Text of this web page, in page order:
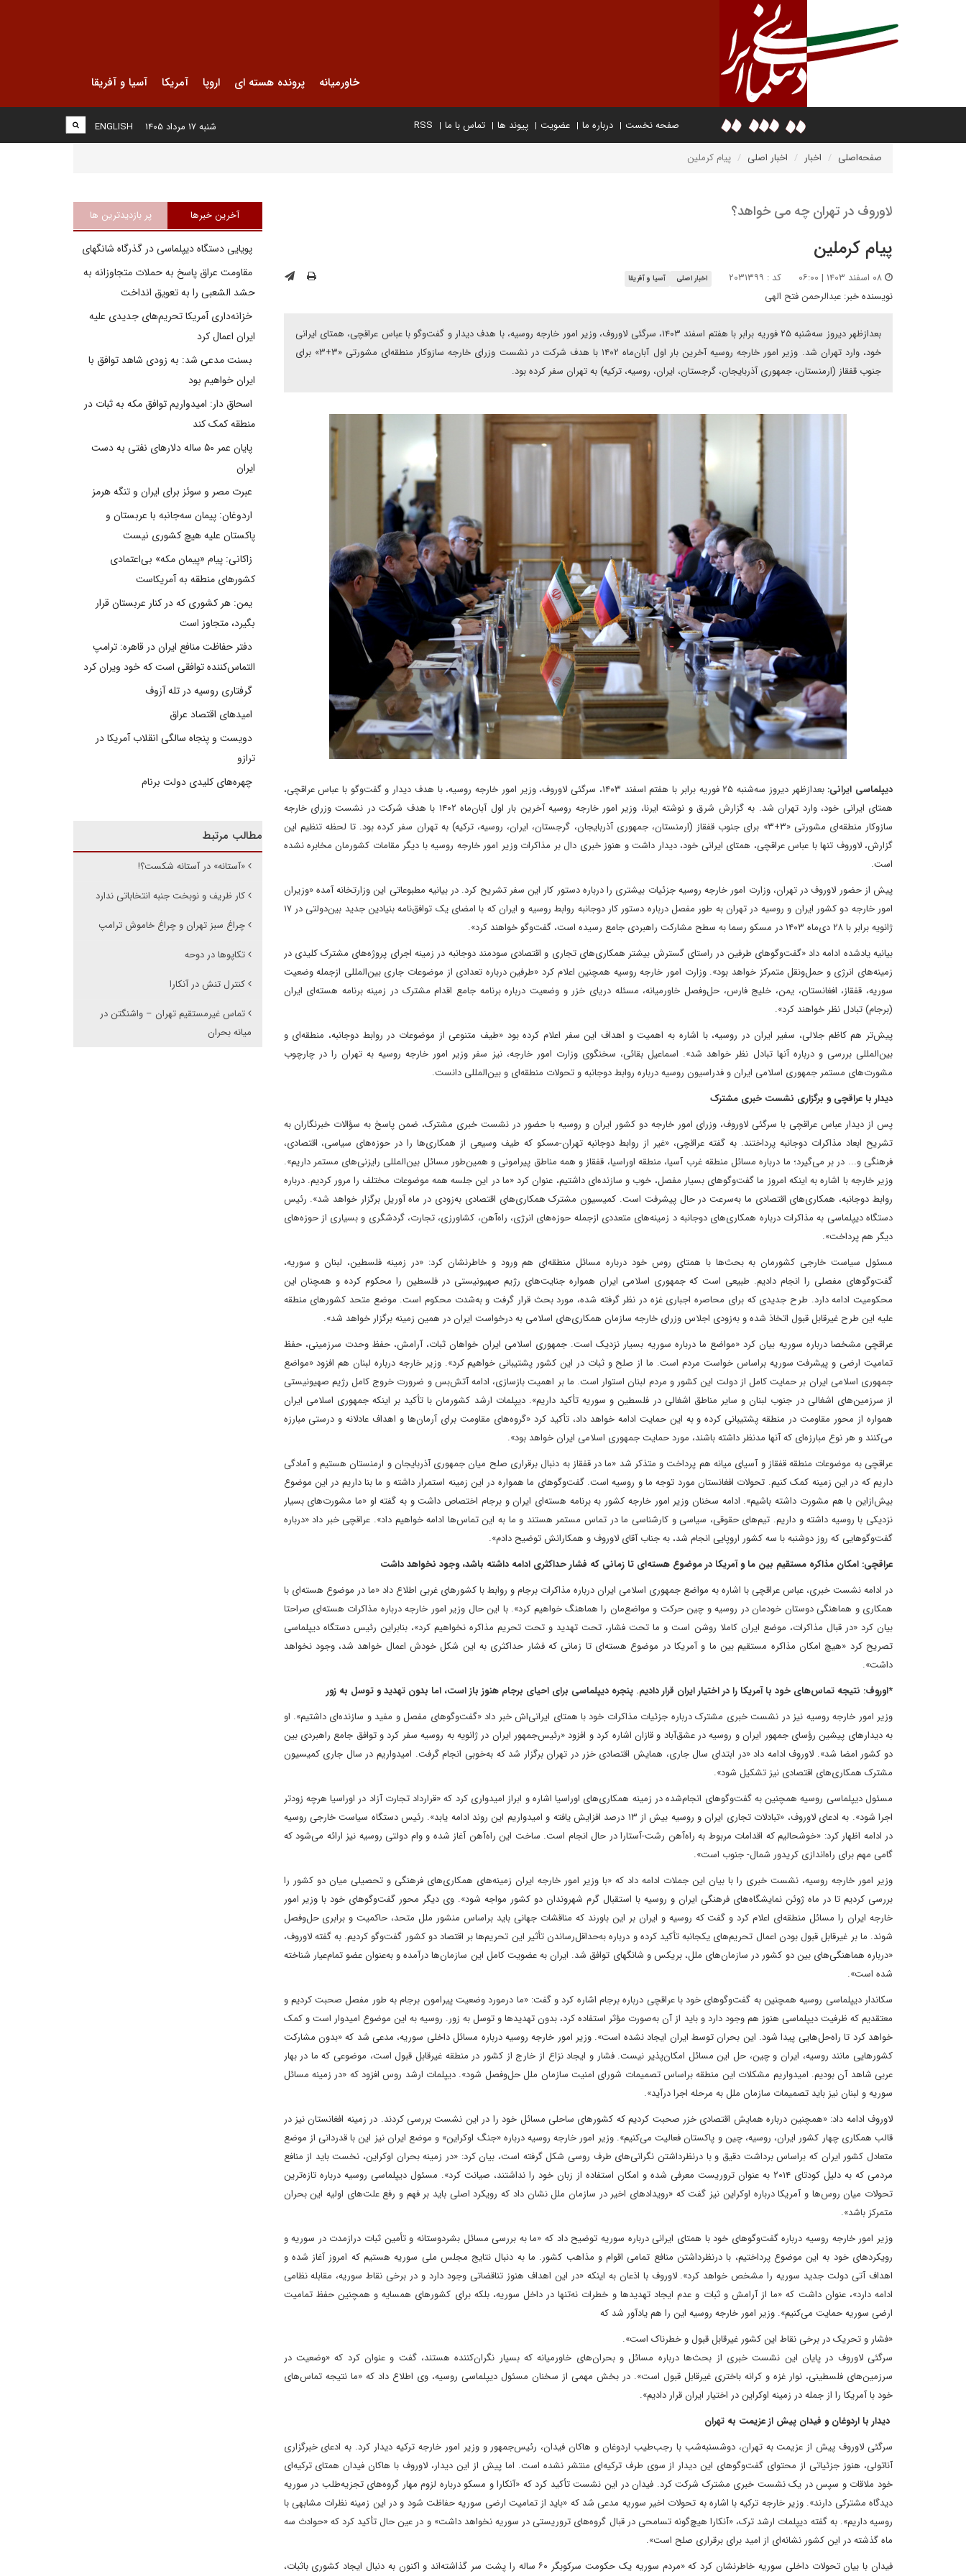
خاورمیانه پرونده هسته ای اروپا آمریکا آسیا و آفریقا
صفحه نخست درباره ما عضویت پیوند ها تماس با ما RSS
ENGLISH شنبه ۱۷ مرداد ۱۴۰۵
صفحه‌اصلی اخبار اخبار اصلی پیام کرملین
لاوروف در تهران چه می خواهد؟
پیام کرملین
کد : ۲۰۳۱۳۹۹ اخبار اصلی آسیا و آفریقا
نویسنده خبر: عبدالرحمن فتح الهی
بعدازظهر دیروز سه‌شنبه ۲۵ فوریه برابر با هفتم اسفند ۱۴۰۳، سرگئی لاوروف، وزیر امور خارجه روسیه، با هدف دیدار و گفت‌وگو با عباس عراقچی، همتای ایرانی
خود، وارد تهران شد. وزیر امور خارجه روسیه آخرین بار اول آبان‌ماه ۱۴۰۲ با هدف شرکت در نشست وزرای خارجه سازوکار منطقه‌ای مشورتی «۳+۳» برای
جنوب قفقاز (ارمنستان، جمهوری آذربایجان، گرجستان، ایران، روسیه، ترکیه) به تهران سفر کرده بود.
دیپلماسی ایرانی:
بعدازظهر دیروز سه‌شنبه ۲۵ فوریه برابر با هفتم اسفند ۱۴۰۳، سرگئی لاوروف، وزیر امور خارجه روسیه، با هدف دیدار و گفت‌وگو با عباس عراقچی،
همتای ایرانی خود، وارد تهران شد. به گزارش شرق و نوشته ایرنا، وزیر امور خارجه روسیه آخرین بار اول آبان‌ماه ۱۴۰۲ با هدف شرکت در نشست وزرای خارجه
سازوکار منطقه‌ای مشورتی «۳+۳» برای جنوب قفقاز (ارمنستان، جمهوری آذربایجان، گرجستان، ایران، روسیه، ترکیه) به تهران سفر کرده بود. تا لحظه تنظیم این
گزارش، لاوروف تنها با عباس عراقچی، همتای ایرانی خود، دیدار داشت و هنوز خبری دال بر مذاکرات وزیر امور خارجه روسیه با دیگر مقامات کشورمان مخابره نشده
است.
پیش از حضور لاوروف در تهران، وزارت امور خارجه روسیه جزئیات بیشتری را درباره دستور کار این سفر تشریح کرد. در بیانیه مطبوعاتی این وزارتخانه آمده «وزیران
امور خارجه دو کشور ایران و روسیه در تهران به طور مفصل درباره دستور کار دوجانبه روابط روسیه و ایران که با امضای یک توافق‌نامه بنیادین جدید بین‌دولتی در ۱۷
ژانویه برابر با ۲۸ دی‌ماه ۱۴۰۳ در مسکو رسما به سطح مشارکت راهبردی جامع رسیده است، گفت‌وگو خواهند کرد».
بیانیه یادشده ادامه داد «گفت‌وگوهای طرفین در راستای گسترش بیشتر همکاری‌های تجاری و اقتصادی سودمند دوجانبه در زمینه اجرای پروژه‌های مشترک کلیدی در
زمینه‌های انرژی و حمل‌ونقل متمرکز خواهد بود». وزارت امور خارجه روسیه همچنین اعلام کرد «طرفین درباره تعدادی از موضوعات جاری بین‌المللی از‌جمله وضعیت
سوریه، قفقاز، افغانستان، یمن، خلیج فارس، حل‌وفصل خاورمیانه، مسئله دریای خزر و وضعیت درباره برنامه جامع اقدام مشترک در زمینه برنامه هسته‌ای ایران
(برجام) تبادل نظر خواهند کرد».
پیش‌تر هم کاظم جلالی، سفیر ایران در روسیه، با اشاره به اهمیت و اهداف این سفر اعلام کرده بود «طیف متنوعی از موضوعات در روابط دوجانبه، منطقه‌ای و
بین‌المللی بررسی و درباره آنها تبادل نظر خواهد شد». اسماعیل بقائی، سخنگوی وزارت امور خارجه، نیز سفر وزیر امور خارجه روسیه به تهران را در چارچوب
مشورت‌های مستمر جمهوری اسلامی ایران و فدراسیون روسیه درباره روابط دوجانبه و تحولات منطقه‌ای و بین‌المللی دانست.
دیدار با عراقچی و برگزاری نشست خبری مشترک
پس از دیدار عباس عراقچی با سرگئی لاوروف، وزرای امور خارجه دو کشور ایران و روسیه با حضور در نشست خبری مشترک، ضمن پاسخ به سؤالات خبرنگاران به
تشریح ابعاد مذاکرات دوجانبه پرداختند. به گفته عراقچی، «غیر از روابط دوجانبه تهران-مسکو که طیف وسیعی از همکاری‌ها را در حوزه‌های سیاسی، اقتصادی،
فرهنگی و... در بر می‌گیرد؛ ما درباره مسائل منطقه غرب آسیا، منطقه اوراسیا، قفقاز و همه مناطق پیرامونی و همین‌طور مسائل بین‌المللی رایزنی‌های مستمر داریم».
وزیر خارجه با اشاره به اینکه امروز ما گفت‌وگوهای بسیار مفصل، خوب و سازنده‌ای داشتیم، عنوان کرد «ما در این جلسه همه موضوعات مختلف را مرور کردیم. درباره
روابط دوجانبه، همکاری‌های اقتصادی ما به‌سرعت در حال پیشرفت است. کمیسیون مشترک همکاری‌های اقتصادی به‌زودی در ماه آوریل برگزار خواهد شد». رئیس
دستگاه دیپلماسی به مذاکرات درباره همکاری‌های دو‌جانبه د زمینه‌های متعددی از‌جمله حوزه‌های انرژی، راه‌آهن، کشاورزی، تجارت، گردشگری و بسیاری از حوزه‌های
دیگر هم پرداخت».
مسئول سیاست خارجی کشورمان به بحث‌ها با همتای روس خود درباره مسائل منطقه‌ای هم ورود و خاطرنشان کرد: «در زمینه فلسطین، لبنان و سوریه،
گفت‌وگوهای مفصلی را انجام دادیم. طبیعی است که جمهوری اسلامی ایران همواره جنایت‌های رژیم صهیونیستی در فلسطین را محکوم کرده و همچنان این
محکومیت ادامه دارد. طرح جدیدی که برای محاصره اجباری غزه در نظر گرفته شده، مورد بحث قرار گرفت و به‌شدت محکوم است. موضع متحد کشورهای منطقه
علیه این طرح غیرقابل قبول اتخاذ شده و به‌زودی اجلاس وزرای خارجه سازمان همکاری‌های اسلامی به درخواست ایران در همین زمینه برگزار خواهد شد».
عراقچی مشخصا درباره سوریه بیان کرد «مواضع ما درباره سوریه بسیار نزدیک است. جمهوری اسلامی ایران خواهان ثبات، آرامش، حفظ وحدت سرزمینی، حفظ
تمامیت ارضی و پیشرفت سوریه براساس خواست مردم است. ما از صلح و ثبات در این کشور پشتیبانی خواهیم کرد». وزیر خارجه درباره لبنان هم افزود «مواضع
جمهوری اسلامی ایران بر حمایت کامل از دولت این کشور و مردم لبنان استوار است. ما بر اهمیت بازسازی، ادامه آتش‌بس و ضرورت خروج کامل رژیم صهیونیستی
از سرزمین‌های اشغالی در جنوب لبنان و سایر مناطق اشغالی در فلسطین و سوریه تأکید داریم». دیپلمات ارشد کشورمان با تأکید بر اینکه جمهوری اسلامی ایران
همواره از محور مقاومت در منطقه پشتیبانی کرده و به این حمایت ادامه خواهد داد، تأکید کرد «گروه‌های مقاومت برای آرمان‌ها و اهداف عادلانه و درستی مبارزه
می‌کنند و هر نوع مبارزه‌ای که آنها مدنظر داشته باشند، مورد حمایت جمهوری اسلامی ایران خواهد بود».
عراقچی به موضوعات منطقه قفقاز و آسیای میانه هم پرداخت و متذکر شد «ما در قفقاز به دنبال برقراری صلح میان جمهوری آذربایجان و ارمنستان هستیم و آمادگی
داریم که در این زمینه کمک کنیم. تحولات افغانستان مورد توجه ما و روسیه است. گفت‌وگوهای ما همواره در این زمینه استمرار داشته و ما بنا داریم در این موضوع
بیش‌از‌این با هم مشورت داشته باشیم». ادامه سخنان وزیر امور خارجه کشور به برنامه هسته‌ای ایران و برجام اختصاص داشت و به گفته او «ما مشورت‌های بسیار
نزدیکی با روسیه داشته و داریم. تیم‌های حقوقی، سیاسی و کارشناسی ما در تماس مستمر هستند و ما به این تماس‌ها ادامه خواهیم داد». عراقچی خبر داد «درباره
گفت‌وگوهایی که روز دوشنبه با سه کشور اروپایی انجام شد، به جناب آقای لاوروف و همکارانش توضیح دادم».
عراقچی: امکان مذاکره مستقیم بین ما و آمریکا در موضوع هسته‌ای تا زمانی که فشار حداکثری ادامه داشته باشد، وجود نخواهد داشت
در ادامه نشست خبری، عباس عراقچی با اشاره به مواضع جمهوری اسلامی ایران درباره مذاکرات برجام و روابط با کشورهای غربی اطلاع داد «ما در موضوع هسته‌ای با
همکاری و هماهنگی دوستان خودمان در روسیه و چین حرکت و مواضع‌مان را هماهنگ خواهیم کرد». با این حال وزیر امور خارجه درباره مذاکرات هسته‌ای صراحتا
بیان کرد «در قبال مذاکرات، موضع ایران کاملا روشن است و ما تحت فشار، تحت تهدید و تحت تحریم مذاکره نخواهیم کرد»، بنابراین رئیس دستگاه دیپلماسی
تصریح کرد «هیچ امکان مذاکره مستقیم بین ما و آمریکا در موضوع هسته‌ای تا زمانی که فشار حداکثری به این شکل خودش اعمال خواهد شد، وجود نخواهد
داشت».
*اوروف: نتیجه تماس‌های خود با آمریکا را در اختیار ایران قرار دادیم. پنجره دیپلماسی برای احیای برجام هنوز باز است، اما بدون تهدید و توسل به زور
وزیر امور خارجه روسیه نیز در نشست خبری مشترک درباره جزئیات مذاکرات خود با همتای ایرانی‌اش خبر داد «گفت‌وگوهای مفصل و مفید و سازنده‌ای داشتیم». او
به دیدارهای پیشین رؤسای جمهور ایران و روسیه در عشق‌آباد و قازان اشاره کرد و افزود «رئیس‌جمهور ایران در ژانویه به روسیه سفر کرد و توافق جامع راهبردی بین
دو کشور امضا شد». لاوروف ادامه داد «در ابتدای سال جاری، همایش اقتصادی خزر در تهران برگزار شد که به‌خوبی انجام گرفت. امیدواریم در سال جاری کمیسیون
مشترک همکاری‌های اقتصادی نیز تشکیل شود».
مسئول دیپلماسی روسیه همچنین به گفت‌وگوهای انجام‌شده در زمینه همکاری‌های اوراسیا اشاره و ابراز امیدواری کرد که «قرارداد تجارت آزاد در اوراسیا هرچه زودتر
اجرا شود». به ادعای لاوروف، «تبادلات تجاری ایران و روسیه بیش از ۱۳ درصد افزایش یافته و امیدواریم این روند ادامه یابد». رئیس دستگاه سیاست خارجی روسیه
در ادامه اظهار کرد: «خوشحالیم که اقدامات مربوط به راه‌آهن رشت-آستارا در حال انجام است. ساخت این راه‌آهن آغاز شده و وام دولتی روسیه نیز ارائه می‌شود که
گامی مهم برای راه‌اندازی کریدور شمال- جنوب است».
وزیر امور خارجه روسیه، نشست خبری را با بیان این جملات ادامه داد که «با وزیر امور خارجه ایران زمینه‌های همکاری‌های فرهنگی و تحصیلی میان دو کشور را
بررسی کردیم تا در ماه ژوئن نمایشگاه‌های فرهنگی ایران و روسیه با استقبال گرم شهروندان دو کشور مواجه شود». وی دیگر محور گفت‌وگوهای خود با وزیر امور
خارجه ایران را مسائل منطقه‌ای اعلام کرد و گفت که روسیه و ایران بر این باورند که مناقشات جهانی باید براساس منشور ملل متحد، حاکمیت و برابری حل‌وفصل
شوند. ما بر غیرقابل قبول بودن اعمال تحریم‌های یکجانبه تأکید کرده و درباره به‌حداقل‌رساندن تأثیر این تحریم‌ها بر اقتصاد دو کشور گفت‌وگو کردیم. به گفته لاوروف،
«درباره هماهنگی‌های بین دو کشور در سازمان‌های ملل، بریکس و شانگهای توافق شد. ایران به عضویت کامل این سازمان‌ها درآمده و به‌عنوان عضو تمام‌عیار شناخته
شده است».
سکاندار دیپلماسی روسیه همچنین به گفت‌وگوهای خود با عراقچی درباره برجام اشاره کرد و گفت: «ما درمورد وضعیت پیرامون برجام به طور مفصل صحبت کردیم و
معتقدیم که ظرفیت دیپلماسی هنوز هم وجود دارد و باید از آن به‌صورت مؤثر استفاده کرد، بدون تهدیدها و توسل به زور. روسیه به این موضوع امیدوار است و کمک
خواهد کرد تا راه‌حل‌هایی پیدا شود. این بحران توسط ایران ایجاد نشده است». وزیر امور خارجه روسیه درباره مسائل داخلی سوریه، مدعی شد که «بدون مشارکت
کشورهایی مانند روسیه، ایران و چین، حل این مسائل امکان‌پذیر نیست. فشار و ایجاد نزاع از خارج از کشور در منطقه غیرقابل قبول است، موضوعی که ما در بهار
عربی شاهد آن بودیم. امیدواریم مشکلات این منطقه براساس تصمیمات شورای امنیت سازمان ملل حل‌وفصل شود». دیپلمات ارشد روس افزود که «در زمینه مسائل
سوریه و لبنان نیز باید تصمیمات سازمان ملل به مرحله اجرا درآید».
لاوروف ادامه داد: «همچنین درباره همایش اقتصادی خزر صحبت کردیم که کشورهای ساحلی مسائل خود را در این نشست بررسی کردند. در زمینه افغانستان نیز در
قالب همکاری چهار کشور ایران، روسیه، چین و پاکستان فعالیت می‌کنیم». وزیر امور خارجه روسیه درباره «جنگ اوکراین» و موضع ایران نیز این با قدردانی از موضع
متعادل کشور ایران که براساس برداشت دقیق و با درنظرداشتن نگرانی‌های طرف روسی شکل گرفته است، بیان کرد: «در زمینه بحران اوکراین، نخست باید از منافع
مردمی که به دلیل کودتای ۲۰۱۴ به عنوان تروریست معرفی شده و امکان استفاده از زبان خود را نداشتند، صیانت کرد». مسئول دیپلماسی روسیه درباره تازه‌ترین
تحولات میان روس‌ها و آمریکا درباره اوکراین نیز گفت که «رویدادهای اخیر در سازمان ملل نشان داد که رویکرد اصلی باید بر فهم و رفع علت‌های اولیه این بحران
متمرکز باشد».
وزیر امور خارجه روسیه درباره گفت‌وگوهای خود با همتای ایرانی درباره سوریه توضیح داد که «ما به بررسی مسائل بشردوستانه و تأمین ثبات درازمدت در سوریه و
رویکردهای خود به این موضوع پرداختیم، با درنظرداشتن منافع تمامی اقوام و مذاهب کشور. ما به دنبال نتایج مجلس ملی سوریه هستیم که امروز آغاز شده و
اهداف آتی دولت جدید سوریه را مشخص خواهد کرد». لاوروف با اذعان به اینکه «در این اهداف هنوز تناقضاتی وجود دارد و در برخی نقاط سوریه، مقابله نظامی
ادامه دارد»، عنوان داشت که «ما از آرامش و ثبات و عدم ایجاد تهدیدها و خطرات نه‌تنها در داخل سوریه، بلکه برای کشورهای همسایه و همچنین حفظ تمامیت
ارضی سوریه حمایت می‌کنیم». وزیر امور خارجه روسیه این را هم یادآور شد که
«فشار و تحریک در برخی نقاط این کشور غیرقابل قبول و خطرناک است».
سرگئی لاوروف در پایان این نشست خبری از بحث‌ها درباره مسائل و بحران‌های خاورمیانه که بسیار نگران‌کننده هستند، گفت و عنوان کرد که «وضعیت در
سرزمین‌های فلسطینی، نوار غزه و کرانه باختری غیرقابل قبول است». در بخش مهمی از سخنان مسئول دیپلماسی روسیه، وی اطلاع داد که «ما نتیجه تماس‌های
خود با آمریکا را از جمله در زمینه اوکراین در اختیار ایران قرار دادیم».
دیدار با اردوغان و فیدان پیش از عزیمت به تهران
سرگئی لاوروف پیش از عزیمت به تهران، دوشسنبه‌شب با رجب‌طیب اردوغان و هاکان فیدان، رئیس‌جمهور و وزیر امور خارجه ترکیه دیدار کرد. به ادعای خبرگزاری
آناتولی، هنوز جزئیاتی از محتوای گفت‌وگوهای این دیدار از سوی طرف ترکیه‌ای منتشر نشده است. اما پیش از این دیدار، لاوروف با هاکان فیدان همتای ترکیه‌ای
خود ملاقات و سپس در یک نشست خبری مشترک شرکت کرد. فیدان در این نشست تأکید کرد که «آنکارا و مسکو درباره لزوم مهار گروه‌های تجزیه‌طلب در سوریه
دیدگاه مشترکی دارند». وزیر خارجه ترکیه با اشاره به تحولات اخیر سوریه مدعی شد که «باید از تمامیت ارضی سوریه حفاظت شود و در این زمینه نظرات مشابهی با
روسیه داریم». به گفته دیپلمات ارشد ترک، «آنکارا هیچ‌گونه تسامحی در قبال گروه‌های تروریستی در سوریه نخواهد داشت» و در عین حال تأکید کرد که «حوادث سه
ماه گذشته در این کشور نشانه‌ای از امید برای برقراری صلح است».
فیدان با بیان تحولات داخلی سوریه خاطرنشان کرد که «مردم سوریه یک حکومت سرکوبگر ۶۰ ساله را پشت سر گذاشته‌اند و اکنون به دنبال ایجاد کشوری باثبات،
آخرین خبرها پر بازدیدترین ها
پویایی دستگاه دیپلماسی در گذرگاه شانگهای
مقاومت عراق پاسخ به حملات متجاوزانه به
حشد الشعبی را به تعویق انداخت
خزانه‌داری آمریکا تحریم‌های جدیدی علیه
ایران اعمال کرد
بسنت مدعی شد: به زودی شاهد توافق با
ایران خواهیم بود
اسحاق دار: امیدواریم توافق مکه به ثبات در
منطقه کمک کند
پایان عمر ۵۰ ساله دلارهای نفتی به دست
ایران
عبرت مصر و سوئز برای ایران و تنگه هرمز
اردوغان: پیمان سه‌جانبه با عربستان و
پاکستان علیه هیچ کشوری نیست
زاکانی: پیام «پیمان مکه» بی‌اعتمادی
کشورهای منطقه به آمریکاست
یمن: هر کشوری که در کنار عربستان قرار
بگیرد، متجاوز است
دفتر حفاظت منافع ایران در قاهره: ترامپ
التماس‌کننده توافقی است که خود ویران کرد
گرفتاری روسیه در تله آزوف
امیدهای اقتصاد عراق
دویست و پنجاه سالگی انقلاب آمریکا در
ترازو
چهره‌های کلیدی دولت برنام
مطالب مرتبط
«آستانه» در آستانه شکست؟!
کار ظریف و نوبخت جنبه انتخاباتی ندارد
چراغ سبز تهران و چراغ خاموش ترامپ
تکاپوها در دوحه
کنترل تنش در آنکارا
تماس غیرمستقیم تهران – واشنگتن در
میانه بحران